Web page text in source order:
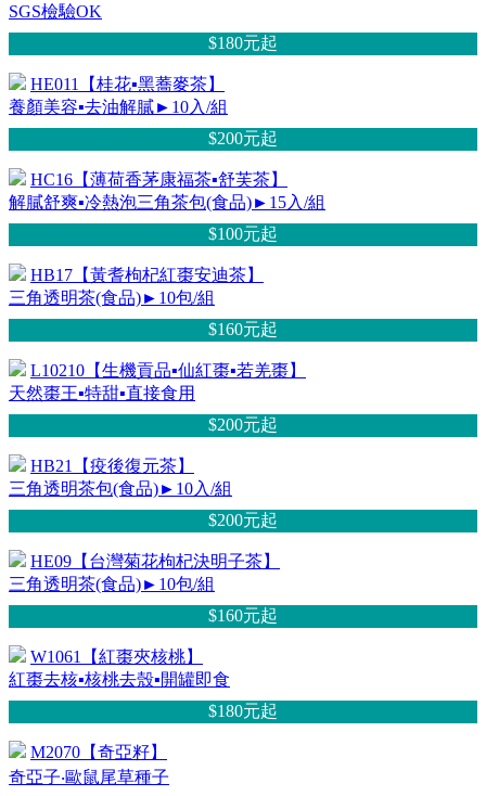
SGS檢驗OK
$180元起
HE011【桂花▪黑蕎麥茶】
養顏美容▪去油解膩►10入/組
$200元起
HC16【薄荷香茅康福茶▪舒芙茶】
解膩舒爽▪冷熱泡三角茶包(食品)►15入/組
$100元起
HB17【黃耆枸杞紅棗安迪茶】
三角透明茶(食品)►10包/組
$160元起
L10210【生機貢品▪仙紅棗▪若羌棗】
天然棗王▪特甜▪直接食用
$200元起
HB21【疫後復元茶】
三角透明茶包(食品)►10入/組
$200元起
HE09【台灣菊花枸杞決明子茶】
三角透明茶(食品)►10包/組
$160元起
W1061【紅棗夾核桃】
紅棗去核▪核桃去殼▪開罐即食
$180元起
M2070【奇亞籽】
奇亞子‧歐鼠尾草種子